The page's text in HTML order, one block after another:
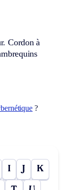
Cordon à
?
I J K